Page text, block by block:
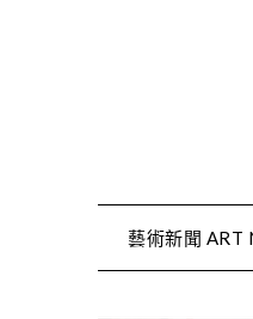
藝術新聞 ART